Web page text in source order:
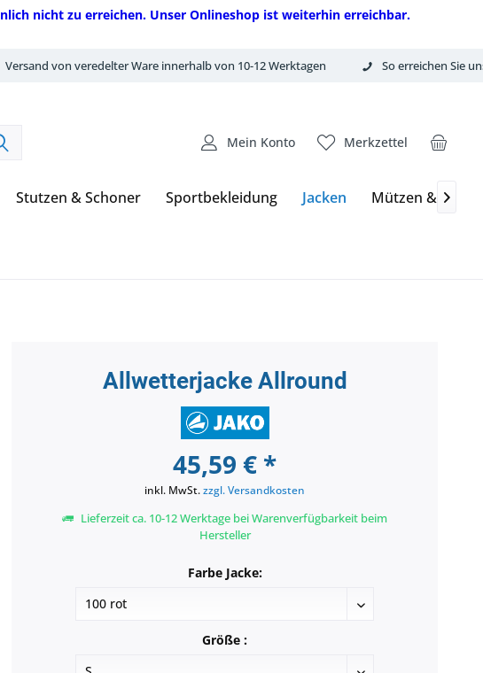
nicht zu erreichen. Unser Onlineshop ist weiterhin erreichbar.
Versand von veredelter Ware innerhalb von 10-12 Werktagen So erreichen Sie
Merkzettel
Mein Konto
Stutzen & Schoner Sportbekleidung Jacken Mützen & 
Allwetterjacke Allround
45,59 € *
inkl. MwSt.zzgl. Versandkosten
Lieferzeit ca. 10-12 Werktage bei Warenverfügbarkeit beim
Hersteller
Farbe Jacke:
Größe :